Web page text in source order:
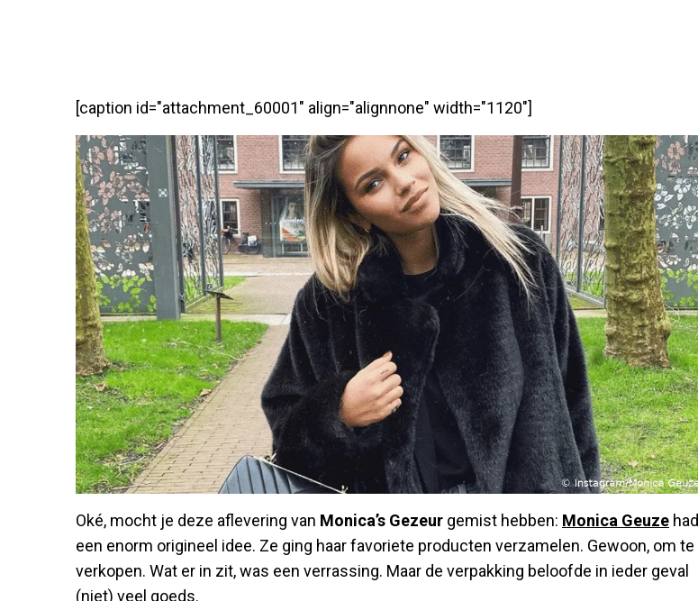
[caption id="attachment_60001" align="alignnone" width="1120"]
Oké, mocht je deze aflevering van Monica’s Gezeur gemist hebben: Monica Geuze had
een enorm origineel idee. Ze ging haar favoriete producten verzamelen. Gewoon, om te
verkopen. Wat er in zit, was een verrassing. Maar de verpakking beloofde in ieder geval
(niet) veel goeds.